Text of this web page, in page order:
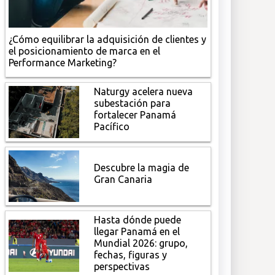
¿Cómo equilibrar la adquisición de clientes y
el posicionamiento de marca en el
Performance Marketing?
Naturgy acelera nueva
subestación para
fortalecer Panamá
Pacífico
Descubre la magia de
Gran Canaria
Hasta dónde puede
llegar Panamá en el
Mundial 2026: grupo,
fechas, figuras y
perspectivas